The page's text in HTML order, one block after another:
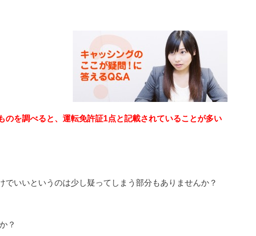
のを調べると、運転免許証1点と記載されていることが多い
いいというのは少し疑ってしまう部分もありませんか？
？